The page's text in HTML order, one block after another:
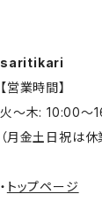
saritikari
【営業時間】
火～木: 10:00～
（月金土日祝は
・ トップページ